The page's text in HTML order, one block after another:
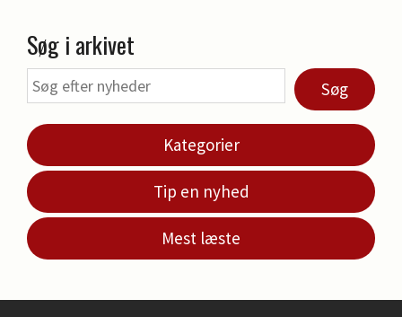
Søg i arkivet
Søg
Kategorier
Tip en nyhed
Mest læste